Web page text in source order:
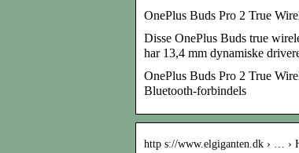
OnePlus Buds Pro 2 True
Disse OnePlus Buds true
har 13,4 mm dynamiske
OnePlus Buds Pro 2 True
Bluetooth-forbindels
http s://www.elgiganten.dk › … ›